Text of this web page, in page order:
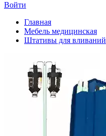
Войти
Главная
Мебель медицинская
Штативы для вливаний